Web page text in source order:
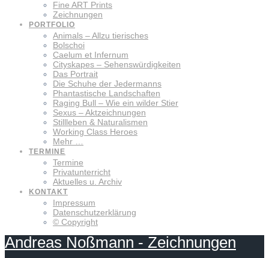
Fine ART Prints
Zeichnungen
PORTFOLIO
Animals – Allzu tierisches
Bolschoi
Caelum et Infernum
Cityskapes – Sehenswürdigkeiten
Das Portrait
Die Schuhe der Jedermanns
Phantastische Landschaften
Raging Bull – Wie ein wilder Stier
Sexus – Aktzeichnungen
Stillleben & Naturalismen
Working Class Heroes
Mehr …
TERMINE
Termine
Privatunterricht
Aktuelles u. Archiv
KONTAKT
Impressum
Datenschutzerklärung
© Copyright
Andreas Noßmann - Zeichnungen